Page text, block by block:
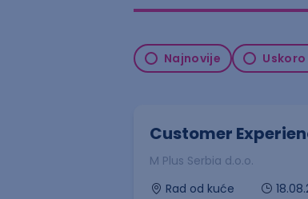
Najnovije
Customer
M Plus Serbia d.o.o.
Rad od kuće